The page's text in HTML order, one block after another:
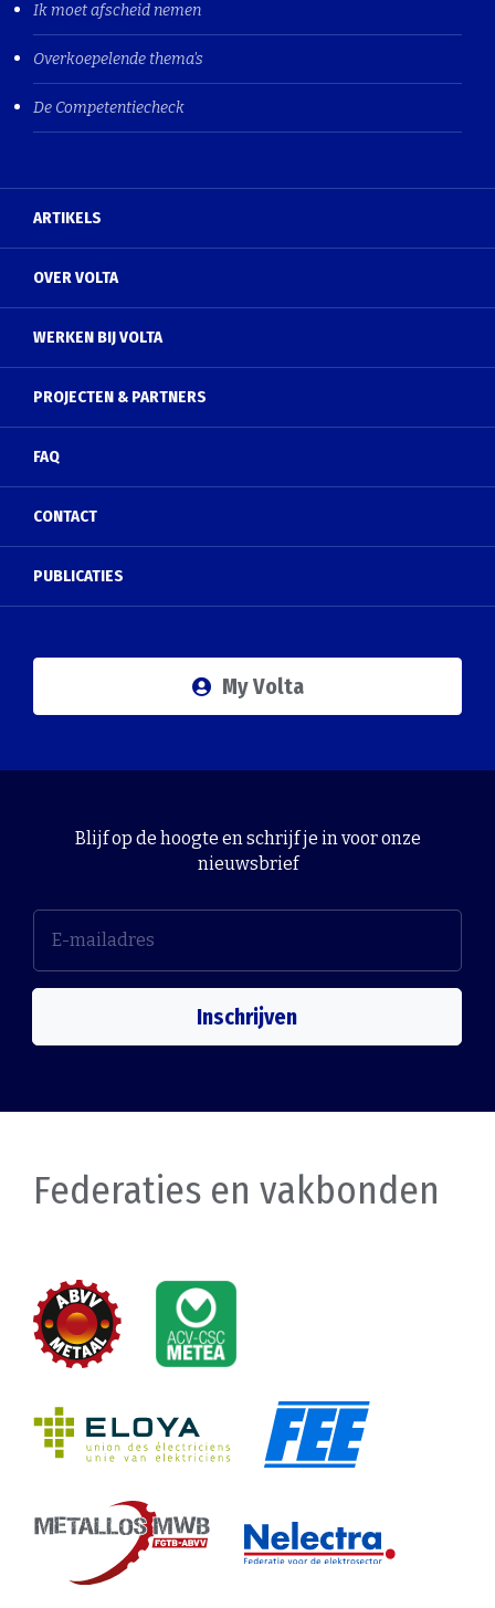
Ik moet afscheid nemen
Overkoepelende thema's
De Competentiecheck
ARTIKELS
OVER VOLTA
WERKEN BIJ VOLTA
PROJECTEN & PARTNERS
FAQ
CONTACT
PUBLICATIES
My Volta
Blijf op de hoogte en schrijf je in voor onze
nieuwsbrief
Inschrijven
Federaties en vakbonden